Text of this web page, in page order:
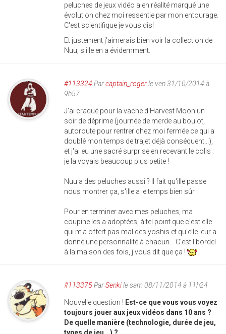
peluches de jeux vidéo a en réalité marqué une
évolution chez moi ressentie par mon entourage.
C'est scientifique je vous dis!
Et justement j'aimerais bien voir la collection de
Nuu, s'ille en a évidemment.
#113324 Parcaptain_rogerle ven 31/10/2014 à
9h57
J'ai craqué pour la vache d'Harvest Moon un
soir de déprime (journée de merde au boulot,
autoroute pour rentrer chez moi fermée ce qui a
doublé mon temps de trajet déjà conséquent...),
et j'ai eu une sacré surprise en recevant le colis :
je la voyais beaucoup plus petite !
Nuu a des peluches aussi ? Il fait qu'ille passe
nous montrer ça, s'ille a le temps bien sûr !
Pour en terminer avec mes peluches, ma
coupine les a adoptées, à tel point que c'est elle
qui m'a offert pas mal des yoshis et qu'elle leur a
donné une personnalité à chacun... C'est l'bordel
à la maison des fois, j'vous dit que ça !
#113375ParSenkile sam 08/11/2014 à 11h24
Nouvelle question ! Est-ce que vous vous voyez
toujours jouer aux jeux vidéos dans 10 ans ?
De quelle manière (technologie, durée de jeu,
types de jeu...) ?